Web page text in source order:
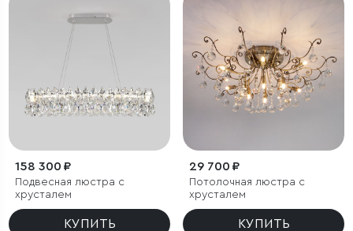
158 300 ₽
Подвесная люстра с
хрусталем
КУПИТЬ
29 700 ₽
Потолочная люстра с
хрусталем
КУПИТЬ